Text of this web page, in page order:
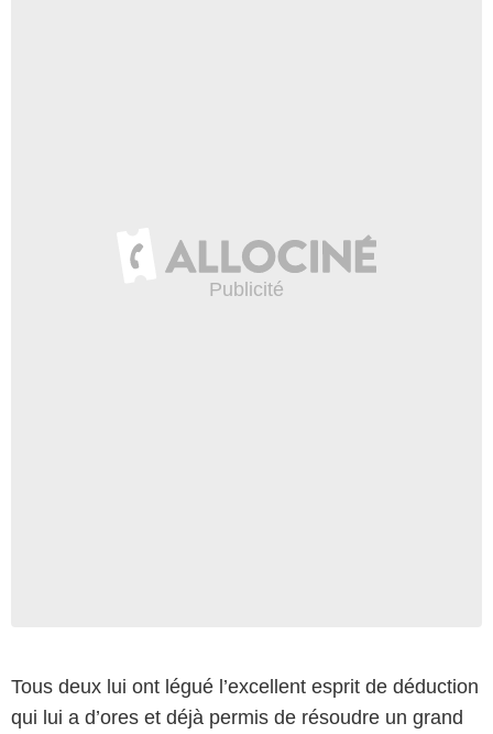
Tous deux lui ont légué l’excellent esprit de déduction
qui lui a d’ores et déjà permis de résoudre un grand